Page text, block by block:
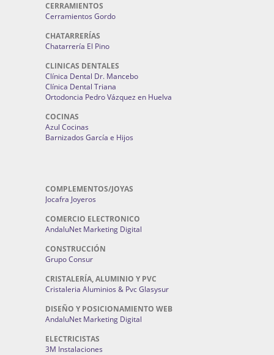
CERRAMIENTOS
Cerramientos Gordo
CHATARRERÍAS
Chatarrería El Pino
CLINICAS DENTALES
Clínica Dental Dr. Mancebo
Clínica Dental Triana
Ortodoncia Pedro Vázquez en Huelva
COCINAS
Azul Cocinas
Barnizados García e Hijos
COMPLEMENTOS/JOYAS
Jocafra Joyeros
COMERCIO ELECTRONICO
AndaluNet Marketing Digital
CONSTRUCCIÓN
Grupo Consur
CRISTALERÍA, ALUMINIO Y PVC
Cristaleria Aluminios & Pvc Glasysur
DISEÑO Y POSICIONAMIENTO WEB
AndaluNet Marketing Digital
ELECTRICISTAS
3M Instalaciones